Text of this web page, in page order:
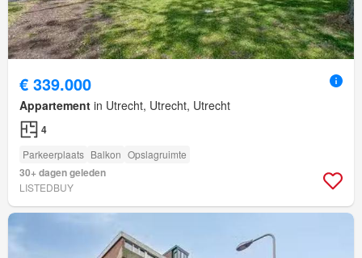
€ 339.000
Appartement in Utrecht, Utrecht, Utrecht
4
Parkeerplaats Balkon Opslagruimte
30+ dagen geleden
LISTEDBUY